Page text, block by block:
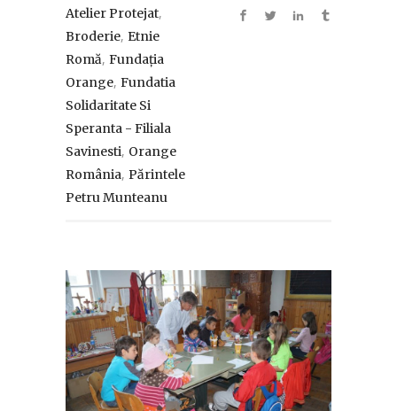
Atelier Protejat,
Broderie, Etnie
Romă, Fundația
Orange, Fundatia
Solidaritate Si
Speranta - Filiala
Savinesti, Orange
România, Părintele
Petru Munteanu